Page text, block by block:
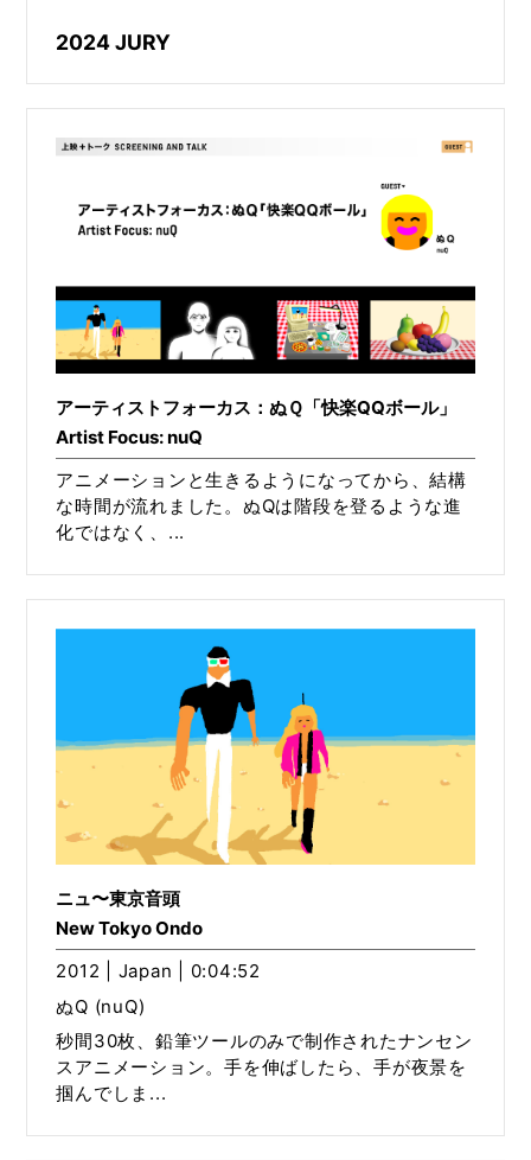
2024 JURY
アーティストフォーカス：ぬＱ「快楽QQボール」
Artist Focus: nuQ
アニメーションと生きるようになってから、結構
な時間が流れました。ぬQは階段を登るような進
化ではなく、...
ニュ〜東京音頭
New Tokyo Ondo
2012 | Japan | 0:04:52
ぬQ (nuQ)
秒間30枚、鉛筆ツールのみで制作されたナンセン
スアニメーション。手を伸ばしたら、手が夜景を
掴んでしま...